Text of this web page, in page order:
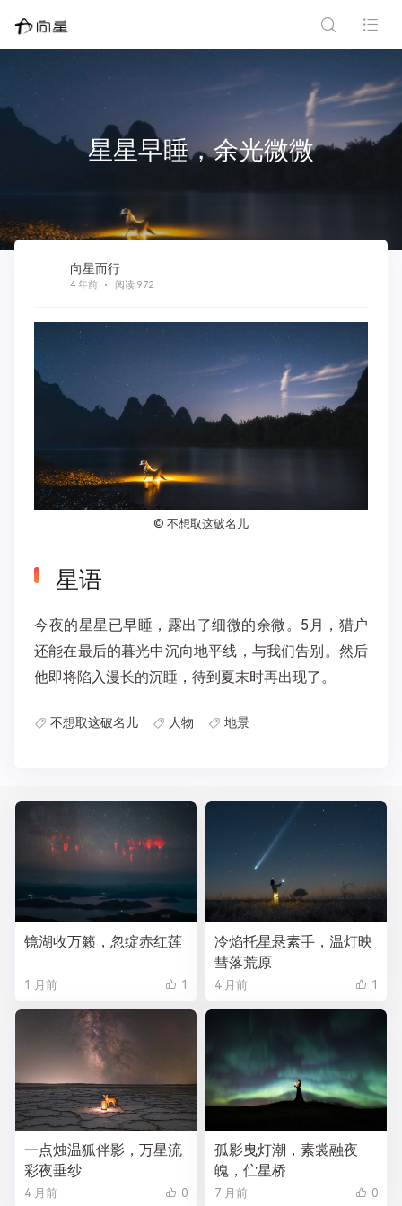
星星早睡，余光微微
向星而行
4 年前 阅读 972
© 不想取这破名儿
星语
今夜的星星已早睡，露出了细微的余微。5月，猎户
还能在最后的暮光中沉向地平线，与我们告别。然后
他即将陷入漫长的沉睡，待到夏末时再出现了。
不想取这破名儿 人物 地景
镜湖收万籁，忽绽赤红莲
1 月前 1
冷焰托星悬素手，温灯映
彗落荒原
4 月前 1
一点烛温狐伴影，万星流
彩夜垂纱
4 月前 0
孤影曳灯潮，素裳融夜
魄，伫星桥
7 月前 0